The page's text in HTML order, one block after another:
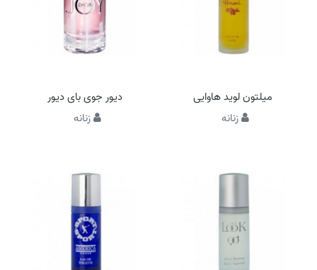
میلتون لوید هاوایی
زنانه
دیور جوی بای دیور
زنانه